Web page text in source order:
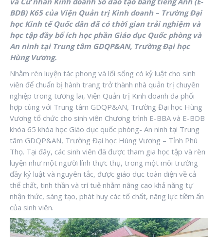
BDB) K65 của Viện Quản trị Kinh doanh – Trường Đại
học Kinh tế Quốc dân đã có thời gian trải nghiệm và
học tập đầy bổ ích học phần Giáo dục Quốc phòng và
An ninh tại Trung tâm GDQP&AN, Trường Đại học
Hùng Vương.
Nhằm rèn luyện tác phong và lối sống có kỷ luật cho sinh
viên để chuẩn bị hành trang trở thành nhà quản trị chuyên
nghiệp trong tương lai, Viện Quản trị Kinh doanh đã phối
hợp cùng với Trung tâm GDQP&AN, Trường Đại học Hùng
Vương tổ chức cho sinh viên Chương trình E-BBA và E-BDB
khóa 65 khóa học Giáo dục quốc phòng- An ninh tại Trung
tâm GDQP&AN, Trường Đại học Hùng Vương – Tỉnh Phú
Thọ. Tại đây, các sinh viên đã được tham gia học tập và rèn
luyện như một người lính thực thụ, trong một môi trường
đầy kỷ luật và nguyên tắc, được giáo dục toàn diện về cả
thể chất, tinh thần và trí tuệ nhằm nâng cao khả năng tự
nhận thức, sáng tạo, phát huy các tố chất, năng lực tiềm ẩn
của sinh viên.